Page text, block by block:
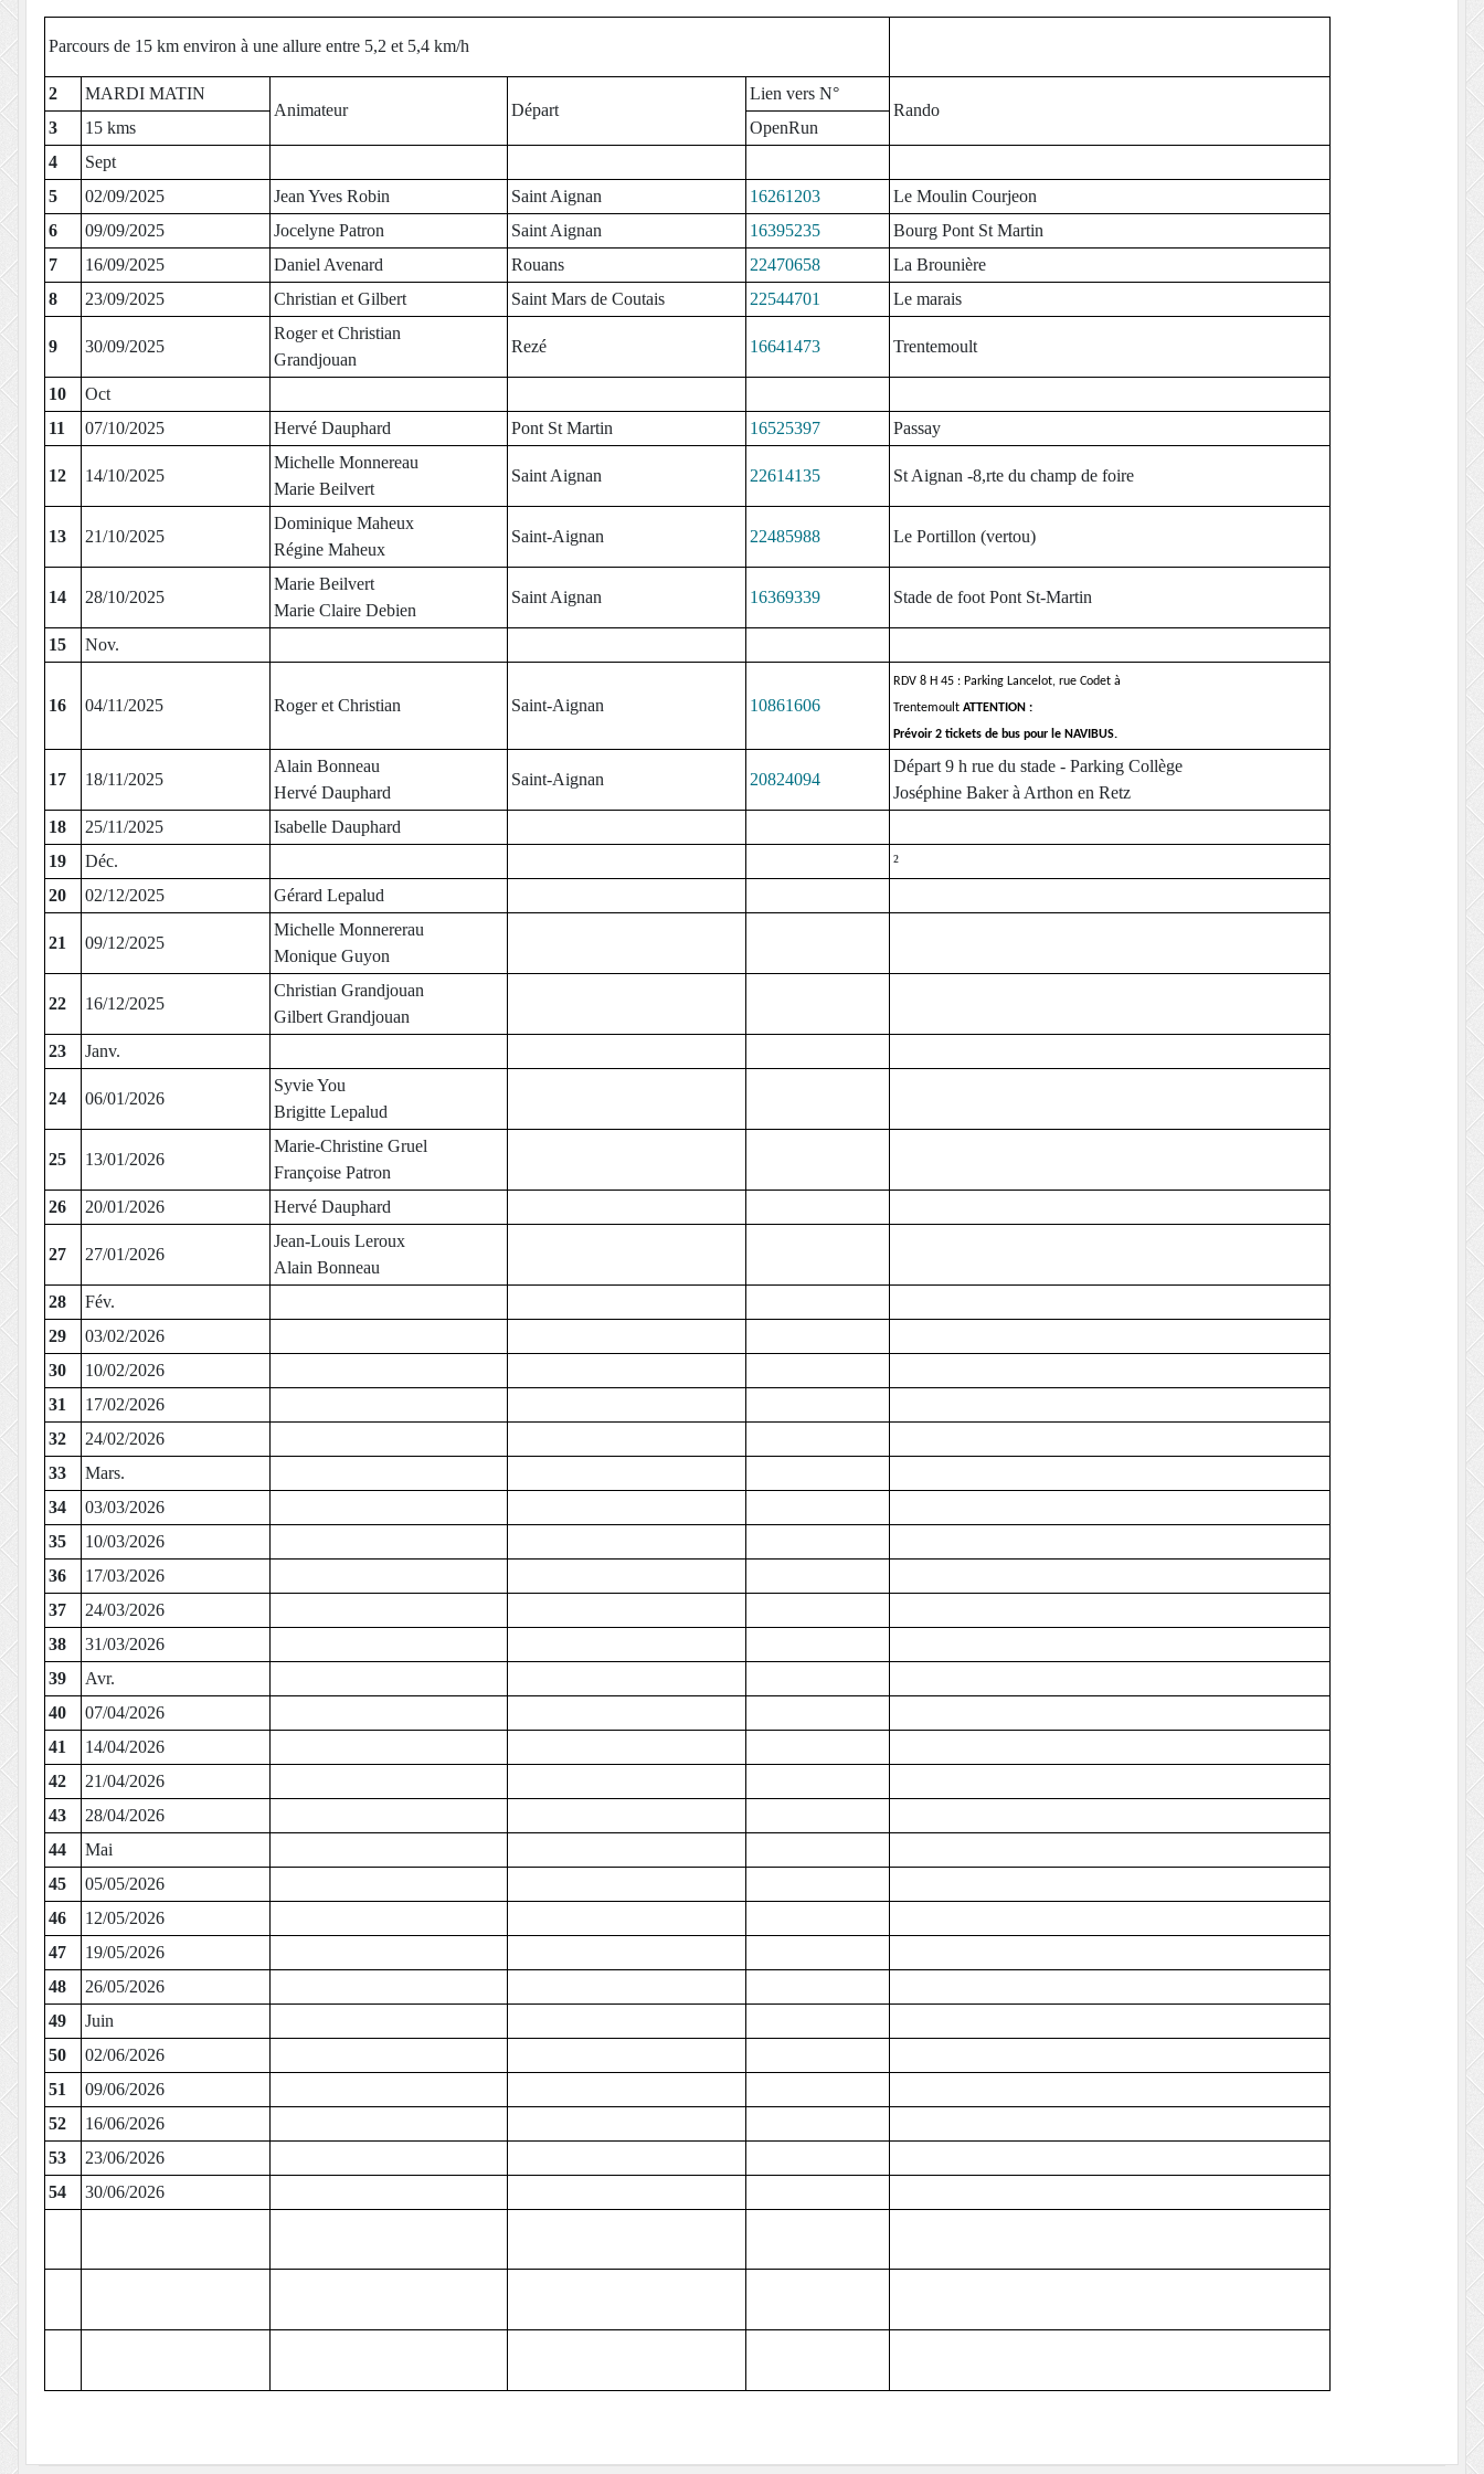
Parcours de 15 km environ à une allure entre 5,2 et 5,4 km/h
2
MARDI MATIN
Animateur
Départ
Lien vers N°
Rando
3
15 kms
OpenRun
4
Sept
5
02/09/2025 Jean Yves Robin Saint Aignan 16261203
Le Moulin Courjeon
6
09/09/2025 Jocelyne Patron Saint Aignan 16395235
Bourg Pont St Martin
7
16/09/2025 Daniel Avenard Rouans 22470658
La Brounière
8
23/09/2025 Christian et Gilbert Saint Mars de Coutais 22544701 Le marais
9 30/09/2025
Roger et Christian
Grandjouan
Rezé 16641473 Trentemoult
10
Oct
11
07/10/2025 Hervé Dauphard Pont St Martin 16525397 Passay
12 14/10/2025
Michelle Monnereau
Marie Beilvert
Saint Aignan 22614135 St Aignan -8,rte du champ de foire
13 21/10/2025
Dominique Maheux
Régine Maheux
Saint-Aignan 22485988 Le Portillon (vertou)
14 28/10/2025
Marie Beilvert
Marie Claire Debien
Saint Aignan 16369339 Stade de foot Pont St-Martin
15 Nov.
16 04/11/2025 Roger et Christian Saint-Aignan 10861606
RDV 8 H 45 : Parking Lancelot, rue Codet à
Trentemoult ATTENTION :
Prévoir 2 tickets de bus pour le NAVIBUS.
17 18/11/2025
Alain Bonneau
Hervé Dauphard
Saint-Aignan 20824094
Départ 9 h rue du stade - Parking Collège
Joséphine Baker à Arthon en Retz
18
25/11/2025
Isabelle Dauphard
19
Déc.
²
20
02/12/2025 Gérard Lepalud
21 09/12/2025
Michelle Monnererau
Monique Guyon
22 16/12/2025
Christian Grandjouan
Gilbert Grandjouan
23
Janv.
24 06/01/2026
Syvie You
Brigitte Lepalud
25 13/01/2026
Marie-Christine Gruel
Françoise Patron
26
20/01/2026 Hervé Dauphard
27 27/01/2026
Jean-Louis Leroux
Alain Bonneau
28
Fév.
29
03/02/2026
30
10/02/2026
31
17/02/2026
32
24/02/2026
33
Mars.
34
03/03/2026
35
10/03/2026
36
17/03/2026
37
24/03/2026
38
31/03/2026
39
Avr.
40
07/04/2026
41
14/04/2026
42
21/04/2026
43
28/04/2026
44
Mai
45
05/05/2026
46
12/05/2026
47
19/05/2026
48
26/05/2026
49
Juin
50
02/06/2026
51
09/06/2026
52
16/06/2026
53
23/06/2026
54
30/06/2026